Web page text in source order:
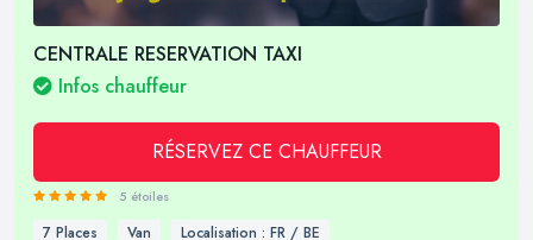
CENTRALE RESERVATION TAXI
Infos chauffeur
RÉSERVEZ CE CHAUFFEUR
5 étoiles
7 Places Van Localisation : FR / BE